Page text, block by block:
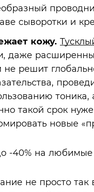
сыворотки и
кожу.
даже
не решит
такой срок
новые
не просто